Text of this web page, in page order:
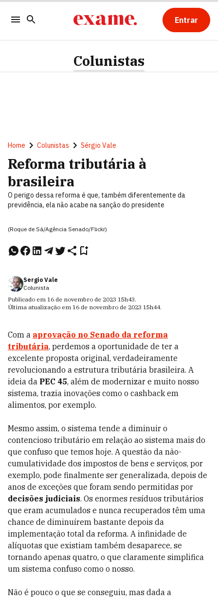
Entrar
Colunistas
Home Colunistas Sérgio Vale
Reforma tributária à
brasileira
O perigo dessa reforma é que, também diferentemente da
previdência, ela não acabe na sanção do presidente
(Roque de Sá/Agência Senado/Flickr)
Sergio Vale
Colunista
Publicado em 16 de novembro de 2023 15h43.
Última atualização em 16 de novembro de 2023 15h44.
Com a aprovação no Senado da reforma
tributária, perdemos a oportunidade de ter a
excelente proposta original, verdadeiramente
revolucionando a estrutura tributária brasileira. A
ideia da PEC 45, além de modernizar e muito nosso
sistema, trazia inovações como o cashback em
alimentos, por exemplo.
Mesmo assim, o sistema tende a diminuir o
contencioso tributário em relação ao sistema mais do
que confuso que temos hoje. A questão da não-
cumulatividade dos impostos de bens e serviços, por
exemplo, pode finalmente ser generalizada, depois de
anos de exceções que foram sendo permitidas por
decisões judiciais. Os enormes resíduos tributários
que eram acumulados e nunca recuperados têm uma
chance de diminuírem bastante depois da
implementação total da reforma. A infinidade de
alíquotas que existiam também desaparece, se
tornando apenas quatro, o que claramente simplifica
um sistema confuso como o nosso.
Não é pouco o que se conseguiu, mas dada a